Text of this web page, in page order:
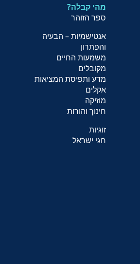
מהי קבלה?
ספר הזוהר
אנטישמיות – הבעיה
והפתרון
משמעות החיים
מקובלים
מדע ותפיסת המציאות
אקלים
מוזיקה
חינוך והורות
זוגיות
חגי ישראל